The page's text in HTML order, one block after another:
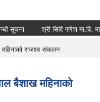
श्री सिद्दि गणेश मा.वि. मा
राजश्व संकलन
बैशाख महिनाको